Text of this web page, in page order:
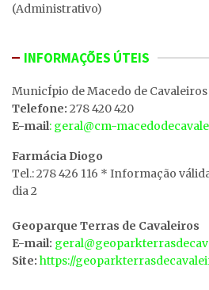
(Administrativo)
INFORMAÇÕES ÚTEIS
MunicÍpio de Macedo de Cavaleiros
Telefone: 278 420 420
E-mail: geral@cm-
Farmácia Diogo
Tel.: 278 426 116 * Informação
dia 2
Geoparque Terras de Cavaleiros
E-mail:
Site: https://